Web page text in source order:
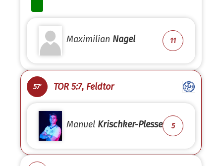
Maximilian Nagel 11
57' TOR 5:7, Feldtor
Manuel Krischker-Plesse 5